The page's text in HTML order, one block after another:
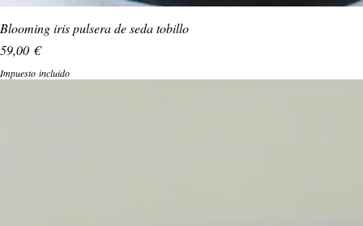
Blooming iris pulsera de seda tobillo
Precio
59,00 €
Impuesto incluido